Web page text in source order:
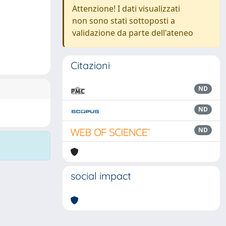
Attenzione! I dati visualizzati
non sono stati sottoposti a
validazione da parte dell'ateneo
Citazioni
ND
ND
ND
social impact